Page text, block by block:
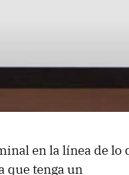
en la línea de lo
que tenga un